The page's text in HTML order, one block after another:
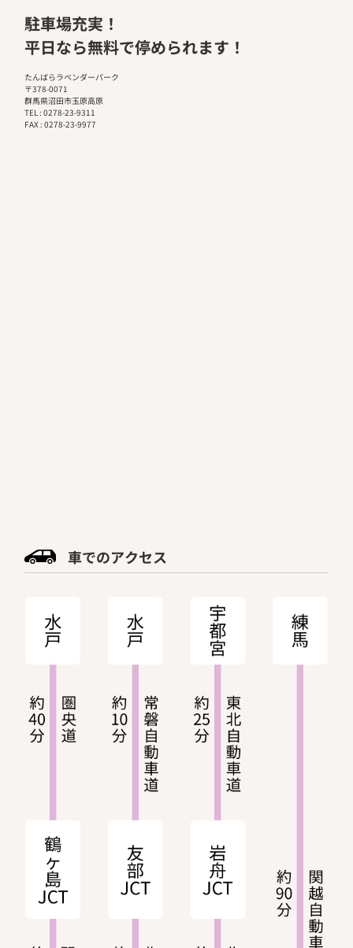
駐車場充実！
平日なら無料で停められます！
たんばらラベンダーパーク
〒378-0071
群馬県沼田市玉原高原
TEL : 0278-23-9311
FAX : 0278-23-9977
車でのアクセス